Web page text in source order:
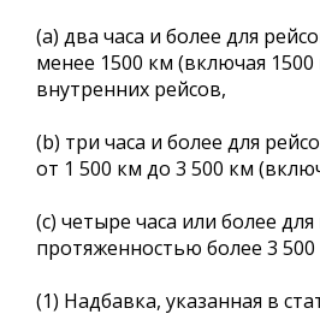
(a) два часа и более для
менее 1500 км (включая 1500
внутренних рейсов,
(b) три часа и более для
от 1 500 км до 3 500 км
(c) четыре часа или более
протяженностью более 3 500
(1) Надбавка, указанная в